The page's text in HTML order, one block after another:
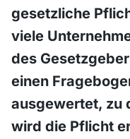
gesetzliche
viele
des
einen
ausgewertet, zu
wird die Pflicht